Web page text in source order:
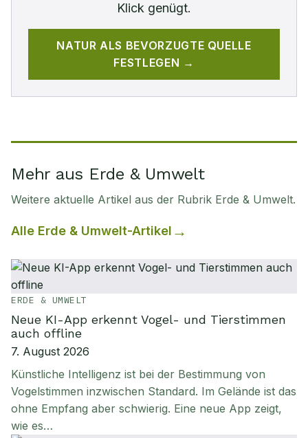
Klick genügt.
NATUR ALS BEVORZUGTE QUELLE
FESTLEGEN →
Mehr aus Erde & Umwelt
Weitere aktuelle Artikel aus der Rubrik Erde & Umwelt.
Alle Erde & Umwelt-Artikel
ERDE & UMWELT
Neue KI-App erkennt Vogel- und Tierstimmen
auch offline
7. August 2026
Künstliche Intelligenz ist bei der Bestimmung von
Vogelstimmen inzwischen Standard. Im Gelände ist das
ohne Empfang aber schwierig. Eine neue App zeigt,
wie es…